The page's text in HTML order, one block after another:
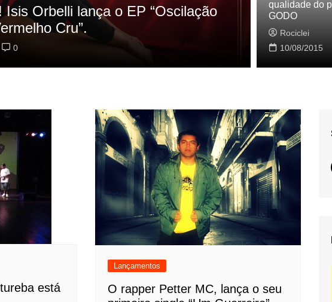
nos HQs as referencias do clipe de
Baleiro
Rociclei
qualidade do
GODO
Rociclei
10/08/2015
está
Lançamentos
O rapper Petter MC, lança o seu